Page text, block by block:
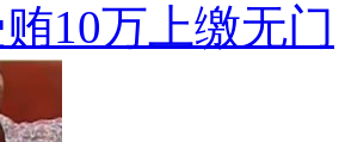
10万上缴无门